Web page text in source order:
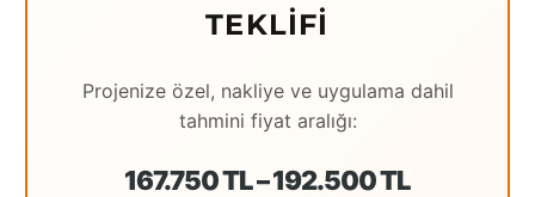
TEKLIFI
Projenize özel, nakliye ve uygulama dahil
tahmini fiyat aralığı:
167.750 TL – 192.500 TL
Gaziantep